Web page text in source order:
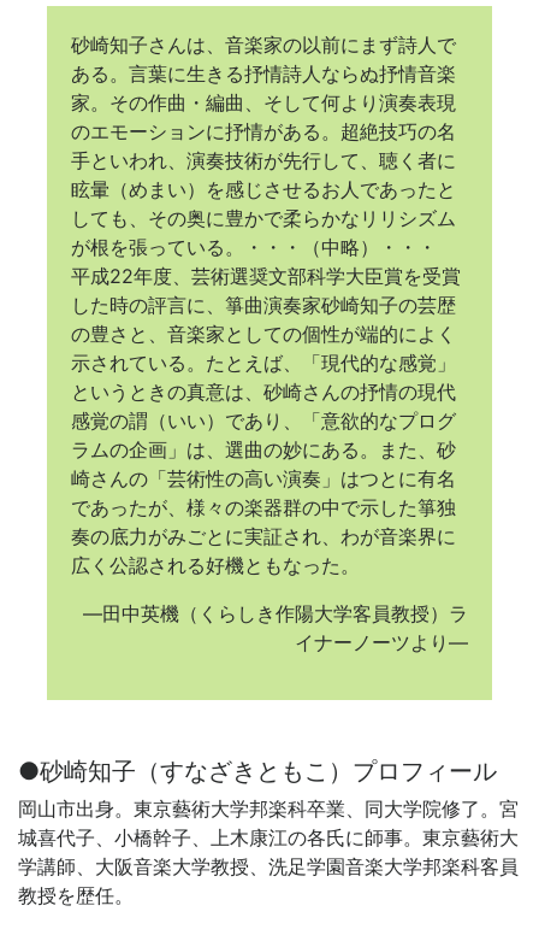
砂崎知子さんは、音楽家の以前にまず詩人で
ある。言葉に生きる抒情詩人ならぬ抒情音楽
家。その作曲・編曲、そして何より演奏表現
のエモーションに抒情がある。超絶技巧の名
手といわれ、演奏技術が先行して、聴く者に
眩暈（めまい）を感じさせるお人であったと
しても、その奥に豊かで柔らかなリリシズム
が根を張っている。・・・（中略）・・・
平成22年度、芸術選奨文部科学大臣賞を受賞
した時の評言に、箏曲演奏家砂崎知子の芸歴
の豊さと、音楽家としての個性が端的によく
示されている。たとえば、「現代的な感覚」
というときの真意は、砂崎さんの抒情の現代
感覚の謂（いい）であり、「意欲的なプログ
ラムの企画」は、選曲の妙にある。また、砂
崎さんの「芸術性の高い演奏」はつとに有名
であったが、様々の楽器群の中で示した箏独
奏の底力がみごとに実証され、わが音楽界に
広く公認される好機ともなった。
―田中英機（くらしき作陽大学客員教授）ラ
イナーノーツより―
●砂崎知子（すなざきともこ）プロフィール
岡山市出身。東京藝術大学邦楽科卒業、同大学院修了。宮
城喜代子、小橋幹子、上木康江の各氏に師事。東京藝術大
学講師、大阪音楽大学教授、洗足学園音楽大学邦楽科客員
教授を歴任。